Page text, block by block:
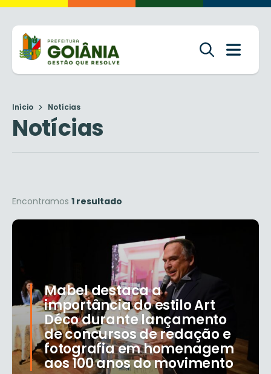
Início Notícias
Notícias
Encontramos 1 resultado
Mabel destaca a
importância do estilo Art
Déco durante lançamento
de concursos de redação e
fotografia em homenagem
aos 100 anos do movimento